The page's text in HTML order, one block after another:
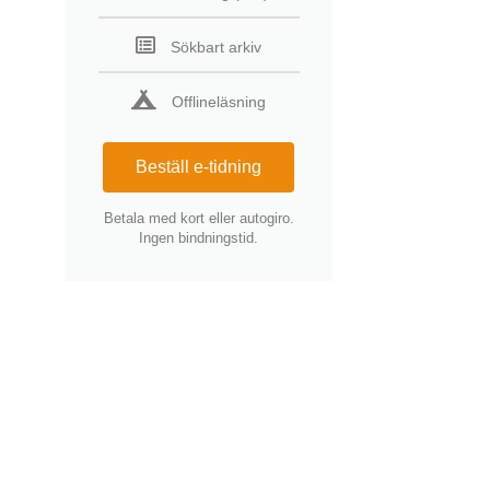
Sökbart arkiv
Offlineläsning
Beställ e-tidning
Betala med kort eller autogiro.
Ingen bindningstid.